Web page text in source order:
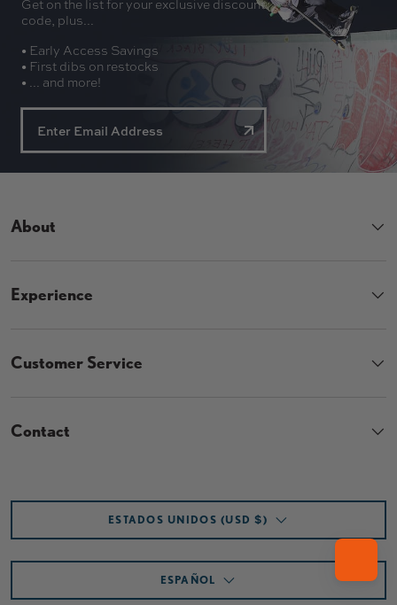
Get on the list for your exclusive discount
code, plus...
• Early Access Savings
• First dibs on restocks
• ... and more!
About
Experience
Customer Service
Contact
ESTADOS UNIDOS (USD $)
ESPAÑOL